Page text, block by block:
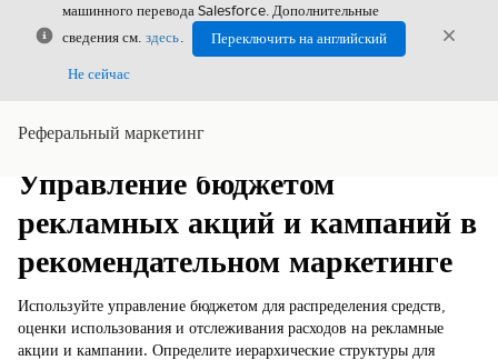
Закрыть
машинного перевода Salesforce. Дополнительные
сведения см. здесь.
Переключить на английский
Не сейчас
Реферальный маркетинг
Показать содержание
Содержание
Управление бюджетом
рекламных акций и кампаний в
рекомендательном маркетинге
Используйте управление бюджетом для распределения средств,
оценки использования и отслеживания расходов на рекламные
акции и кампании. Определите иерархические структуры для